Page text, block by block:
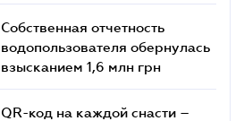
Собственная отчетность
водопользователя обернулась
взысканием 1,6 млн грн
QR-код на каждой снасти –